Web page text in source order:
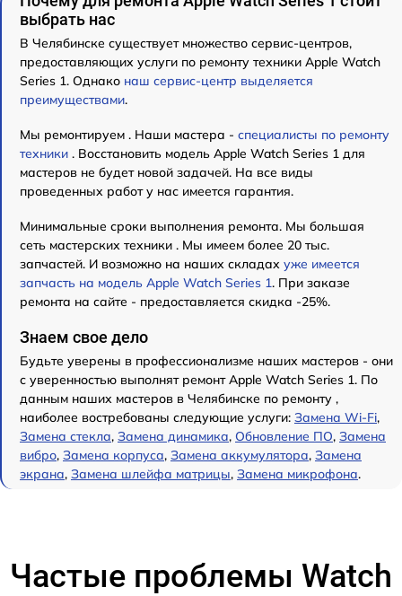
выбрать нас
В Челябинске существует множество сервис-центров,
предоставляющих услуги по ремонту техники Apple Watch
Series 1. Однако наш сервис-центр выделяется
преимуществами.
Мы ремонтируем . Наши мастера - специалисты по ремонту
техники . Восстановить модель Apple Watch Series 1 для
мастеров не будет новой задачей. На все виды
проведенных работ у нас имеется гарантия.
Минимальные сроки выполнения ремонта. Мы большая
сеть мастерских техники . Мы имеем более 20 тыс.
запчастей. И возможно на наших складах уже имеется
запчасть на модель Apple Watch Series 1. При заказе
ремонта на сайте - предоставляется скидка -25%.
Знаем свое дело
Будьте уверены в профессионализме наших мастеров - они
с уверенностью выполнят ремонт Apple Watch Series 1. По
данным наших мастеров в Челябинске по ремонту ,
наиболее востребованы следующие услуги: Замена Wi-Fi,
Замена стекла, Замена динамика, Обновление ПО, Замена
вибро, Замена корпуса, Замена аккумулятора, Замена
экрана, Замена шлейфа матрицы, Замена микрофона.
Частые проблемы Watch